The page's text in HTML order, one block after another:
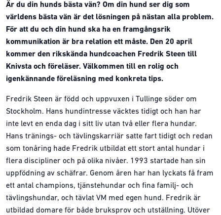
Är du din hunds bästa vän? Om din hund ser dig som
världens bästa vän är det lösningen på nästan alla problem.
För att du och din hund ska ha en framgångsrik
kommunikation är bra relation ett måste. Den 20 april
kommer den rikskända hundcoachen Fredrik Steen till
Knivsta och föreläser. Välkommen till en rolig och
igenkännande föreläsning med konkreta tips.
Fredrik Steen är född och uppvuxen i Tullinge söder om
Stockholm. Hans hundintresse väcktes tidigt och han har
inte levt en enda dag i sitt liv utan två eller flera hundar.
Hans tränings- och tävlingskarriär satte fart tidigt och redan
som tonåring hade Fredrik utbildat ett stort antal hundar i
flera discipliner och på olika nivåer. 1993 startade han sin
uppfödning av schäfrar. Genom åren har han lyckats få fram
ett antal champions, tjänstehundar och fina familj- och
tävlingshundar, och tävlat VM med egen hund. Fredrik är
utbildad domare för både bruksprov och utställning. Utöver